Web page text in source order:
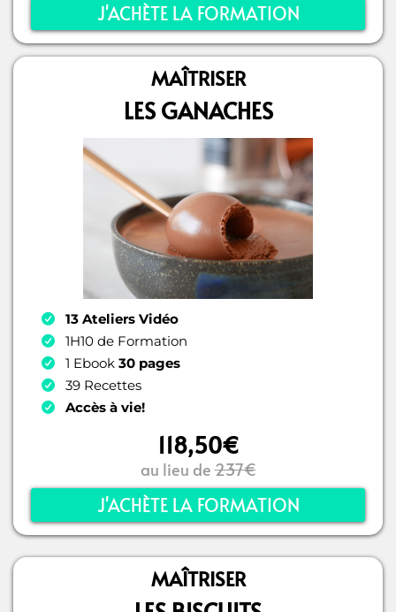
J'ACHÈTE LA FORMATION
MAÎTRISER
LES GANACHES
13 Ateliers Vidéo
1H10 de Formation
1 Ebook 30 pages
39 Recettes
Accès à vie!
118,50€
au lieu de237€
J'ACHÈTE LA FORMATION
MAÎTRISER